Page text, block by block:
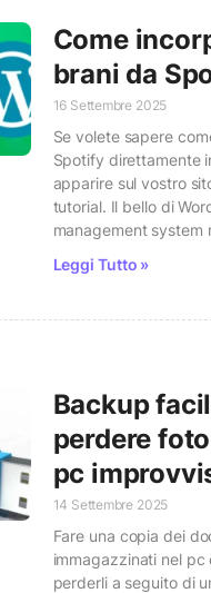
Come
brani da
16 Settembre 2025
Se volete sapere
Spotify direttamente
apparire sul vostro
tutorial. Il bello di
management system
Leggi Tutto »
Backup
perdere
pc
14 Settembre 2025
Fare una copia dei
immagazzinati nel
perderli a seguito di